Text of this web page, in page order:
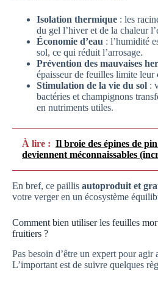
Isolation thermique : les
du gel l’hiver et de la chaleur
Économie d’eau : l’humidité
sol, ce qui réduit l’arrosage.
Prévention des mauvaises
épaisseur de feuilles limite leur
Stimulation de la vie du sol :
bactéries et champignons
en nutriments utiles.
À lire : Il broie des épines de
deviennent méconnaissables
En bref, ce paillis autoproduit et
votre verger en un écosystème
Comment bien utiliser les feuilles
fruitiers ?
Pas besoin d’être un expert pour agir
L’important est de suivre quelques